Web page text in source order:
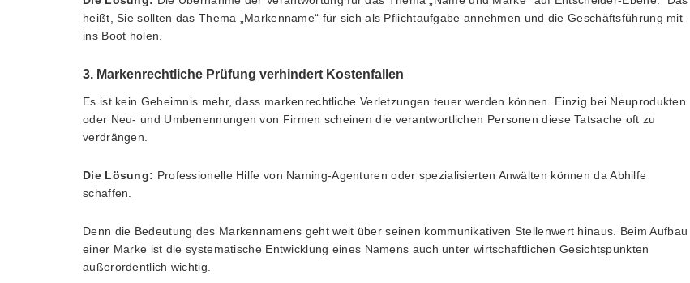
heißt, Sie sollten das Thema „Markenname“ für sich als Pflichtaufgabe annehmen und die Geschäftsführung mit
ins Boot holen.
3. Markenrechtliche Prüfung verhindert Kostenfallen
Es ist kein Geheimnis mehr, dass markenrechtliche Verletzungen teuer werden können. Einzig bei Neuprodukten
oder Neu- und Umbenennungen von Firmen scheinen die verantwortlichen Personen diese Tatsache oft zu
verdrängen.
Die Lösung: Professionelle Hilfe von Naming-Agenturen oder spezialisierten Anwälten können da Abhilfe
schaffen.
Denn die Bedeutung des Markennamens geht weit über seinen kommunikativen Stellenwert hinaus. Beim Aufbau
einer Marke ist die systematische Entwicklung eines Namens auch unter wirtschaftlichen Gesichtspunkten
außerordentlich wichtig.